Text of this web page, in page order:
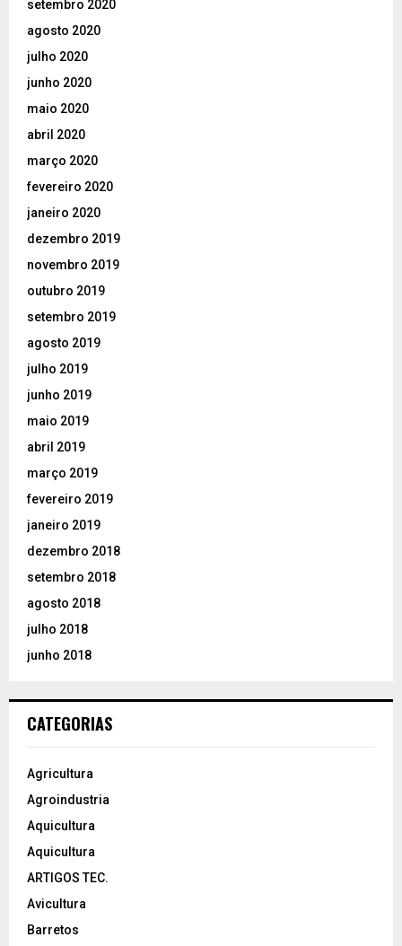
setembro 2020
agosto 2020
julho 2020
junho 2020
maio 2020
abril 2020
março 2020
fevereiro 2020
janeiro 2020
dezembro 2019
novembro 2019
outubro 2019
setembro 2019
agosto 2019
julho 2019
junho 2019
maio 2019
abril 2019
março 2019
fevereiro 2019
janeiro 2019
dezembro 2018
setembro 2018
agosto 2018
julho 2018
junho 2018
CATEGORIAS
Agricultura
Agroindustria
Aquicultura
Aquicultura
ARTIGOS TEC.
Avicultura
Barretos